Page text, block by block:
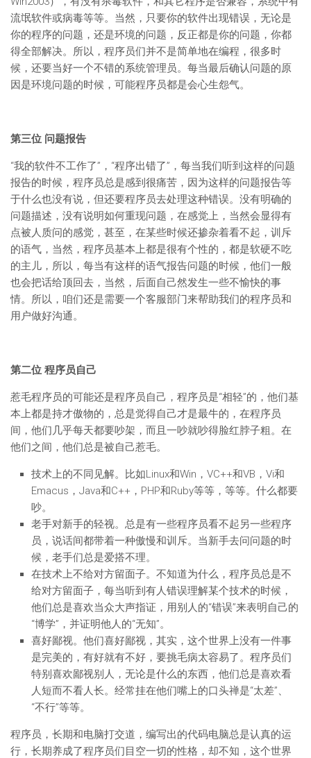
流氓软件或病毒等等。当然，只要你的软件出现错误，无论是
你的程序的问题，还是环境的问题，反正都是你的问题，你都
得全部解决。所以，程序员们并不是简单地在编程，很多时
候，还要当好一个不错的系统管理员。每当最后确认问题的原
因是环境问题的时候，可能程序员都是会心生怨气。
第三位 问题报告
“我的软件不工作了”，“程序出错了”，每当我们听到这样的问题
报告的时候，程序员总是感到很痛苦，因为这样的问题报告等
于什么也没有说，但还要程序员去处理这种错误。没有明确的
问题描述，没有说明如何重现问题，在感觉上，当然会显得有
点被人质问的感觉，甚至，在某些时候还掺杂着看不起，训斥
的语气，当然，程序员基本上都是很有个性的，都是软硬不吃
的主儿，所以，每当有这样的语气报告问题的时候，他们一般
也会把话给顶回去，当然，后面自己然发生一些不愉快的事
情。所以，咱们还是需要一个客服部门来帮助我们的程序员和
用户做好沟通。
第二位 程序员自己
惹毛程序员的可能还是程序员自己，程序员是“相轻”的，他们基
本上都是持才傲物的，总是觉得自己才是最牛的，在程序员
间，他们几乎每天都要吵架，而且一吵就吵得脸红脖子粗。在
他们之间，他们总是被自己惹毛。
技术上的不同见解。比如Linux和Win，VC++和VB，Vi和
Emacus，Java和C++，PHP和Ruby等等，等等。什么都要
吵。
老手对新手的轻视。总是有一些程序员看不起另一些程序
员，说话间都带着一种傲慢和训斥。当新手去问问题的时
候，老手们总是爱搭不理。
在技术上不给对方留面子。不知道为什么，程序员总是不
给对方留面子，每当听到有人错误理解某个技术的时候，
他们总是喜欢当众大声指证，用别人的“错误”来表明自己的
“博学”，并证明他人的“无知”。
喜好鄙视。他们喜好鄙视，其实，这个世界上没有一件事
是完美的，有好就有不好，要挑毛病太容易了。程序员们
特别喜欢鄙视别人，无论是什么的东西，他们总是喜欢看
人短而不看人长。经常挂在他们嘴上的口头禅是“太差”、
“不行”等等。
程序员，长期和电脑打交道，编写出的代码电脑总是认真的运
行，长期养成了程序员们目空一切的性格，却不知，这个世界